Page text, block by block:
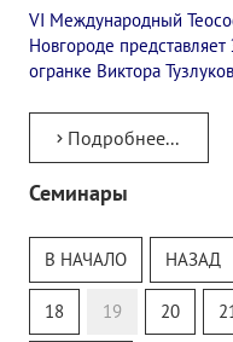
VI Международный
Новгороде
огранке Виктора
Подробнее...
Семинары
Теософский Квизи
Тайная Доктрина
Онлайн-класс
В НАЧАЛО НАЗАД
18 19 20 21